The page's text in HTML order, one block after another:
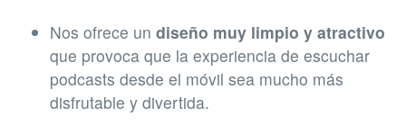
Nos ofrece un diseño muy limpio y atractivo
que provoca que la experiencia de escuchar
podcasts desde el móvil sea mucho más
disfrutable y divertida.